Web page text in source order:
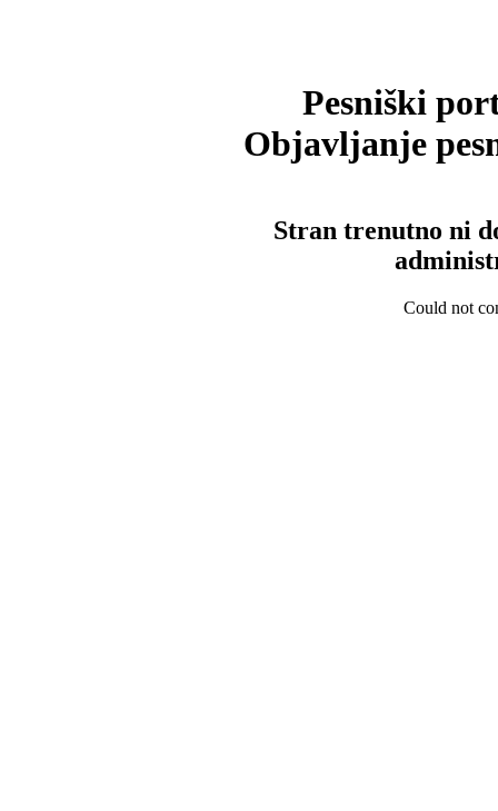
Pesniški
Objavljanje
Stran trenutno ni
Could not